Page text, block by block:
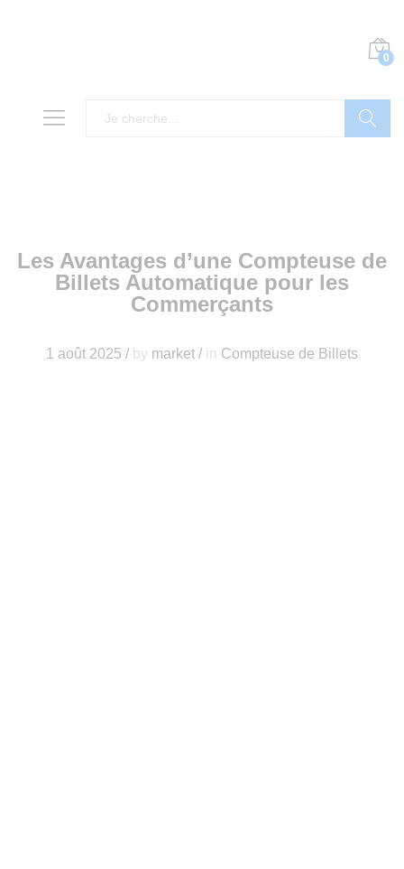
0
Les Avantages d’une Compteuse de
Billets Automatique pour les
Commerçants
1 août 2025 / by market / in Compteuse de Billets